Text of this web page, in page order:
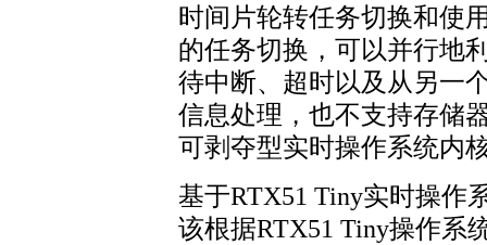
时间片轮转任务切换和使
的任务切换，可以并行地
待中断、超时以及从另一
信息处理，也不支持存储
可剥夺型实时操作系统内
基于RTX51 Tiny实时操作
该根据RTX51 Tiny操作系